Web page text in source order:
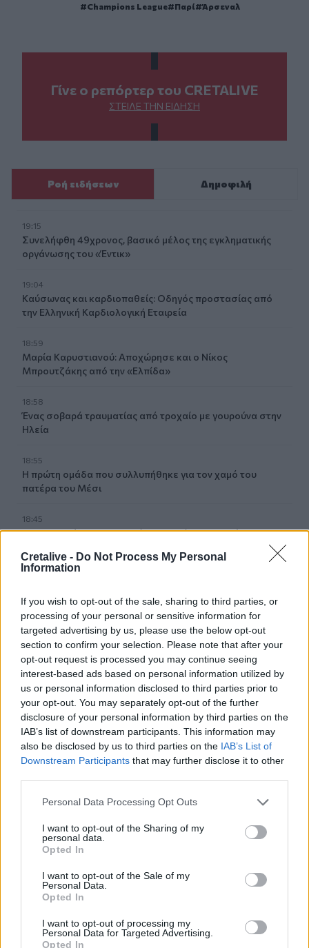
Cretalive - Do Not Process My Personal
Information
If you wish to opt-out of the sale, sharing to third parties, or
processing of your personal or sensitive information for
targeted advertising by us, please use the below opt-out
section to confirm your selection. Please note that after your
opt-out request is processed you may continue seeing
interest-based ads based on personal information utilized by
us or personal information disclosed to third parties prior to
your opt-out. You may separately opt-out of the further
disclosure of your personal information by third parties on the
IAB’s list of downstream participants. This information may
also be disclosed by us to third parties on the IAB’s List of
Downstream Participants that may further disclose it to other
Personal Data Processing Opt Outs
I want to opt-out of the Sharing of my
personal data.
Opted In
I want to opt-out of the Sale of my
Personal Data.
Opted In
I want to opt-out of processing my
Personal Data for Targeted Advertising.
Opted In
Champions League Παρί Άρσεναλ
Γίνε ο ρεπόρτερ του CRETALIVE
ΣΤΕΊΛΕ ΤΗΝ ΕΊΔΗΣΗ
Ροή ειδήσεων Δημοφιλή
19:15
Συνελήφθη 49χρονος, βασικό μέλος της εγκληματικής
οργάνωσης του «Έντικ»
19:04
Καύσωνας και καρδιοπαθείς: Οδηγός προστασίας από
την Ελληνική Καρδιολογική Εταιρεία
18:59
Μαρία Καρυστιανού: Αποχώρησε και ο Νίκος
Μπρουτζάκης από την «Ελπίδα»
18:58
Ένας σοβαρά τραυματίας από τροχαίο με γουρούνα στην
Ηλεία
18:55
Η πρώτη ομάδα που συλλυπήθηκε για τον χαμό του
πατέρα του Μέσι
18:45
Τα «Παραμύθια του Σαββάτου»… πάνε διακοπές!
18:38
τη χρονολογία της μεγάλης έκρηξης
18:22
ΟΦΗ: Έκλεισε τον Λορέντσο Ντίκμαν
ΕΛΓΕΚΑ: Προληπτική ανάκληση γνωστής μαρμελάδας
φράουλα
Μια μεγάλη μουσική βραδιά στην Αλφά για τα 100 χρόνια
από τη γέννηση του Κώστα Μουντάκη
18:04
από πυροβολισμό
Το μαρτύριο της σταγόνας στην Φορτέτσα: Τρεις μέρες
χωρίς νερό!
Πεζοπορία από τη Μίλατο έως την παραλία των Ανωγείων